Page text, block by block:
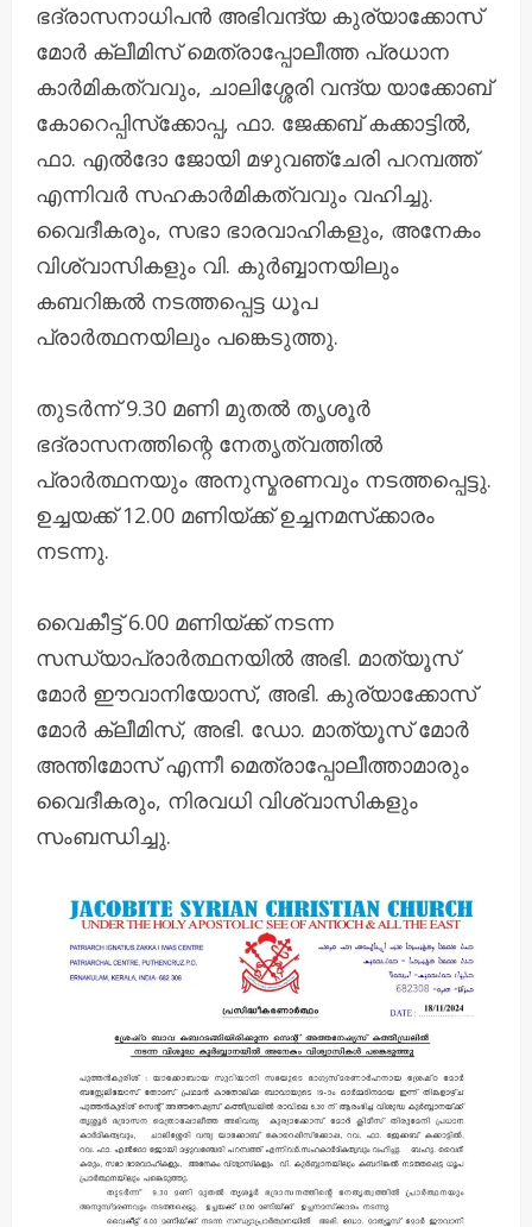
ഭദ്രാസനാധിപൻ അഭിവന്ദ്യ കുര്യാക്കോസ്
മോര്‍ ക്ലീമിസ് മെത്രാപ്പോലീത്ത പ്രധാന
കാര്‍മികത്വവും, ചാലിശ്ശേരി വന്ദ്യ യാക്കോബ്
കോറെപ്പിസ്‌ക്കോപ്പ, ഫാ. ജേക്കബ് കക്കാട്ടില്‍,
ഫാ. എല്‍ദോ ജോയി മഴുവഞ്ചേരി പറമ്പത്ത്
എന്നിവര്‍ സഹകാര്‍മികത്വവും വഹിച്ചു.
വൈദീകരും, സഭാ ഭാരവാഹികളും, അനേകം
വിശ്വാസികളും വി. കുര്‍ബ്ബാനയിലും
കബറിങ്കല്‍ നടത്തപ്പെട്ട ധൂപ
പ്രാര്‍ത്ഥനയിലും പങ്കെടുത്തു.
തുടര്‍ന്ന് 9.30 മണി മുതല്‍ തൃശൂര്‍
ഭദ്രാസനത്തിന്റെ നേതൃത്വത്തില്‍
പ്രാര്‍ത്ഥനയും അനുസ്മരണവും നടത്തപ്പെട്ടു.
ഉച്ചയക്ക് 12.00 മണിയ്ക്ക് ഉച്ചനമസ്‌ക്കാരം
നടന്നു.
വൈകീട്ട് 6.00 മണിയ്ക്ക് നടന്ന
സന്ധ്യാപ്രാര്‍ത്ഥനയില്‍ അഭി. മാത്യൂസ്
മോര്‍ ഈവാനിയോസ്, അഭി. കുര്യാക്കോസ്
മോര്‍ ക്ലീമിസ്, അഭി. ഡോ. മാത്യൂസ് മോര്‍
അന്തിമോസ് എന്നീ മെത്രാപ്പോലീത്താമാരും
വൈദീകരും, നിരവധി വിശ്വാസികളും
സംബന്ധിച്ചു.